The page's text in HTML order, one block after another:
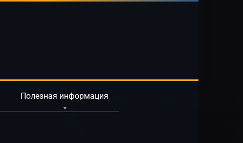
Полезная информация